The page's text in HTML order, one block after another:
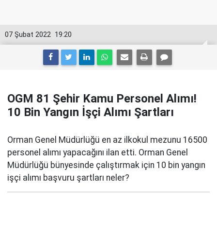
19:20
07 Şubat 2022
OGM 81 Şehir Kamu Personel Alımı!
10 Bin Yangın İşçi Alımı Şartları
Orman Genel Müdürlüğü en az ilkokul mezunu 16500
personel alımı yapacağını ilan etti. Orman Genel
Müdürlüğü bünyesinde çalıştırmak için 10 bin yangın
işçi alımı başvuru şartları neler?